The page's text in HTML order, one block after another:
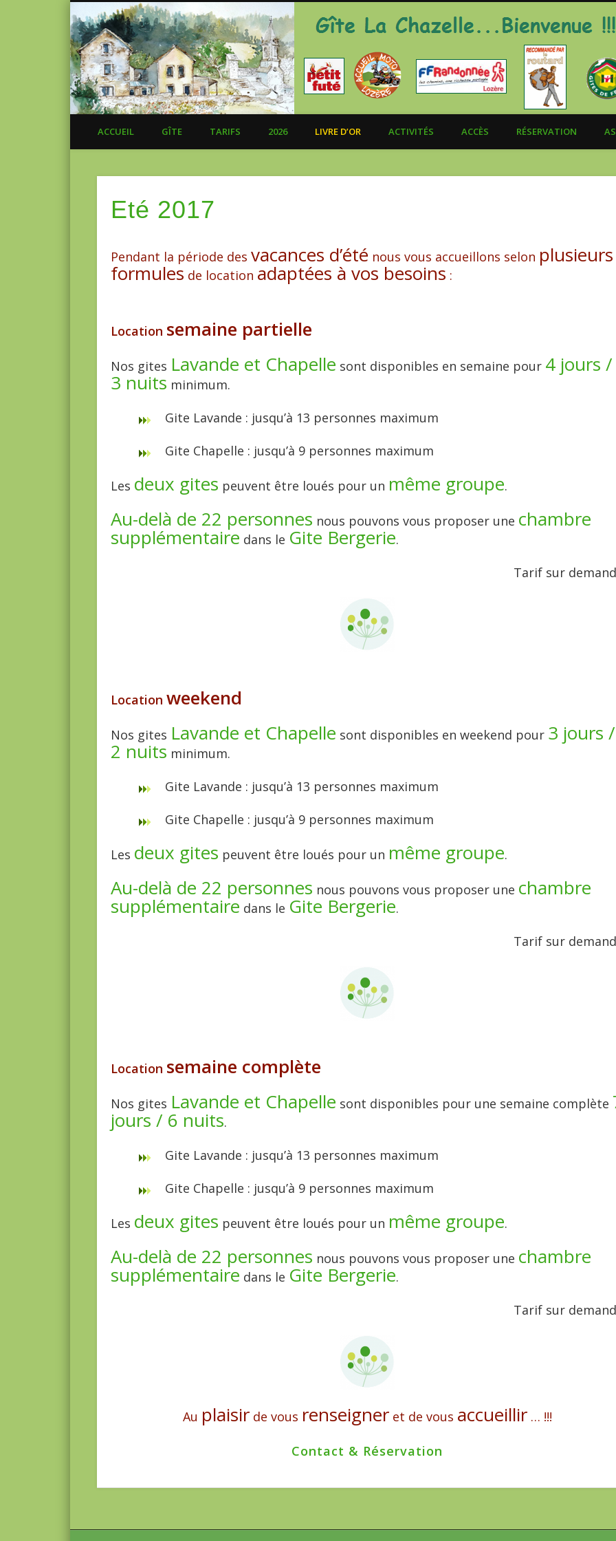
ACCUEIL GÎTE TARIFS 2026 LIVRE D’OR ACTIVITÉS ACCÈS RÉSERVATION
Eté 2017
Pendant la période des vacances d’été nous vous accueillons selon plusieurs
formules de location adaptées à vos besoins :
Location semaine partielle
Nos gites Lavande et Chapelle sont disponibles en semaine pour 4 jours /
3 nuits minimum.
Gite Lavande : jusqu’à 13 personnes maximum
Gite Chapelle : jusqu’à 9 personnes maximum
Les deux gites peuvent être loués pour un même groupe.
Au-delà de 22 personnes nous pouvons vous proposer une chambre
supplémentaire dans le Gite Bergerie.
Tarif sur
Location weekend
Nos gites Lavande et Chapelle sont disponibles en weekend pour 3 jours /
2 nuits minimum.
Gite Lavande : jusqu’à 13 personnes maximum
Gite Chapelle : jusqu’à 9 personnes maximum
Les deux gites peuvent être loués pour un même groupe.
Au-delà de 22 personnes nous pouvons vous proposer une chambre
supplémentaire dans le Gite Bergerie.
Tarif sur
Location semaine complète
Nos gites Lavande et Chapelle sont disponibles pour une semaine complète
jours / 6 nuits.
Gite Lavande : jusqu’à 13 personnes maximum
Gite Chapelle : jusqu’à 9 personnes maximum
Les deux gites peuvent être loués pour un même groupe.
Au-delà de 22 personnes nous pouvons vous proposer une chambre
supplémentaire dans le Gite Bergerie.
Tarif sur
Au plaisirde vous renseigneret de vous accueillir… !!!
Contact & Réservation